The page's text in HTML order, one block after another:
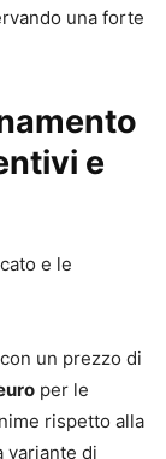
una forte
e
e le
un prezzo di
per le
rispetto alla
variante di